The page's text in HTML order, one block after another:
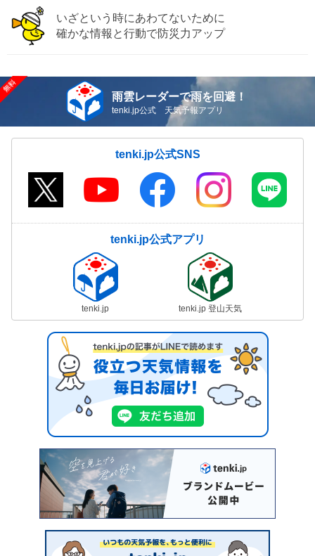
いざという時にあわてないために
確かな情報と行動で防災力アップ
雨雲レーダーで雨を回避！
tenki.jp公式 天気予報アプリ
tenki.jp公式SNS
tenki.jp公式アプリ
tenki.jp tenki.jp 登山天気